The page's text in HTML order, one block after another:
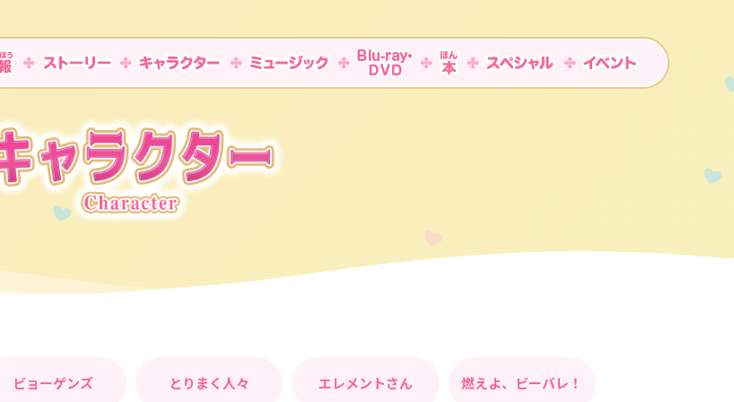
ビョーゲンズ とりまく人々 エレメントさん 燃えよ、ビーバレ！